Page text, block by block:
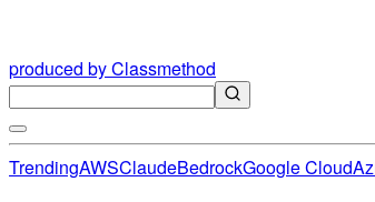
produced by Classmethod
TrendingAWSClaudeBedrockGoogle Cloud